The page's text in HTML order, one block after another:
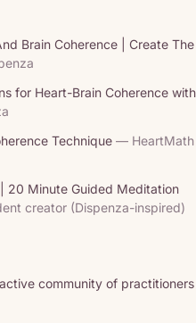
Brain Coherence | Create The
for Heart-Brain Coherence with
Technique — HeartMath
20 Minute Guided Meditation
creator (Dispenza-inspired)
community of practitioners